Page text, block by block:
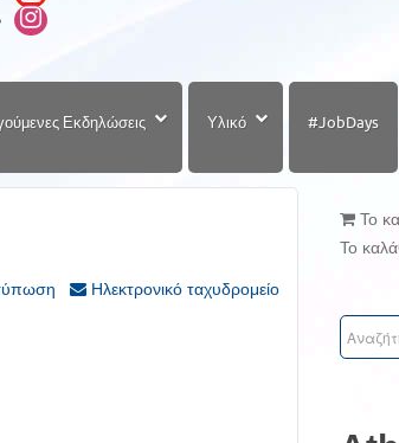
Εκδηλώσεις Υλικό #JobDays
Ηλεκτρονικό ταχυδρομείο
Το
Το